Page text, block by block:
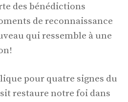
des bénédictions
de reconnaissance
qui ressemble à une
pour quatre signes du
restaure notre foi dans